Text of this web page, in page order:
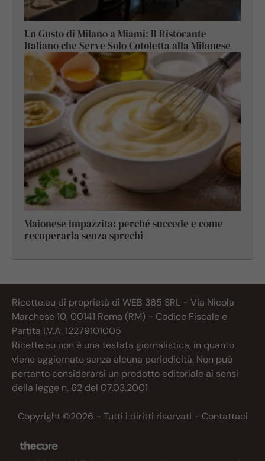
Un Gusto di Milano a Miami: Il Ristorante
Italiano che Serve Solo Cotoletta alla Milanese
Maionese impazzita: perché succede e come
recuperarla senza sprechi
Ricette.eu di proprietà di WEB 365 SRL - Via Nicola
Marchese 10, 00141 Roma (RM) - Codice Fiscale e
Partita I.V.A. 12279101005
Ricette.eu non è una testata giornalistica, in quanto
viene aggiornato senza alcuna periodicità. Non può
pertanto considerarsi un prodotto editoriale ai sensi
della legge n. 62 del 07.03.2001
Copyright ©2026 - Tutti i diritti riservati - Contattaci